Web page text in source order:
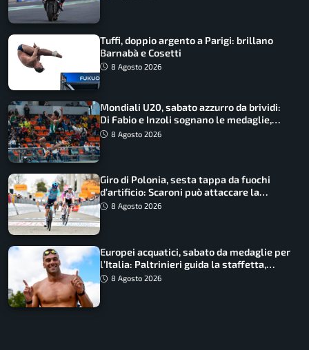
Tuffi, doppio argento a Parigi: brillano
Barnabà e Cosetti
8 Agosto 2026
Mondiali U20, sabato azzurro da brividi:
Di Fabio e Inzoli sognano le medaglie,
Castellani e Succo in finale
8 Agosto 2026
Giro di Polonia, sesta tappa da fuochi
d’artificio: Scaroni può attaccare la
maglia di Lemmen
8 Agosto 2026
Europei acquatici, sabato da medaglie per
l’Italia: Paltrinieri guida la staffetta,
Barnabà sogna l’oro dalle grandi altezze
8 Agosto 2026